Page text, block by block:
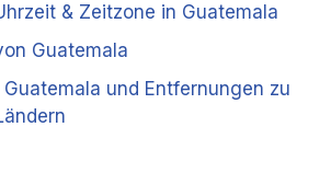
& Zeitzone in Guatemala
Guatemala
und Entfernungen zu